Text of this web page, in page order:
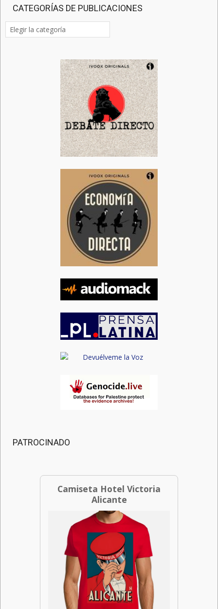
CATEGORÍAS DE PUBLICACIONES
Categorías
de
PATROCINADO
Camiseta Hotel Victoria
Alicante